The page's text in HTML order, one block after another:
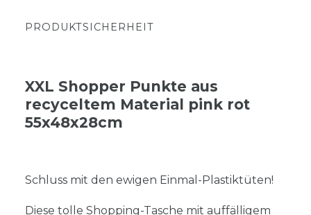
PRODUKTSICHERHEIT
XXL Shopper Punkte aus
recyceltem Material pink rot
55x48x28cm
Schluss mit den ewigen Einmal-Plastiktüten!
Diese tolle Shopping-Tasche mit auffälligem